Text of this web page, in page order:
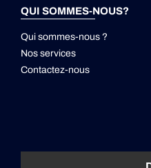
QUI SOMMES-NOUS?
Qui sommes-nous ?
Nos services
Contactez-nous